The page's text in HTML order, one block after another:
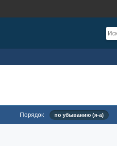
Порядок по убыванию (я-а)